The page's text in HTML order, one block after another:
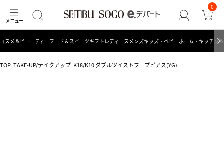
0
コスメ＆ビューティーフード＆スイーツギフト レディース メンズキッズ・ベビーホーム・キッチン
TOP TAKE-UP/テイクアップ K18/K10 ダブルツイストフープピアス(YG)